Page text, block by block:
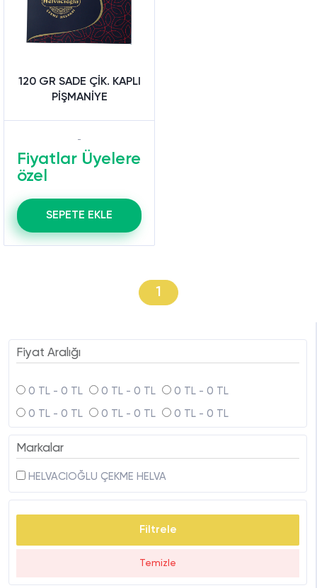
Fiyat Aralığı
0 TL - 0 TL 0 TL - 0 TL 0 TL - 0 TL
0 TL - 0 TL 0 TL - 0 TL 0 TL - 0 TL
Markalar
HELVACIOĞLU ÇEKME HELVA
Temizle
120 GR SADE ÇİK. KAPLI
PİŞMANİYE
Fiyatlar Üyelere
özel
SEPETE EKLE
1